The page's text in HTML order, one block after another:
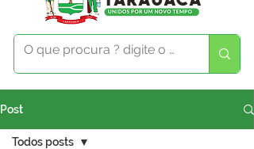
Post
Todos posts